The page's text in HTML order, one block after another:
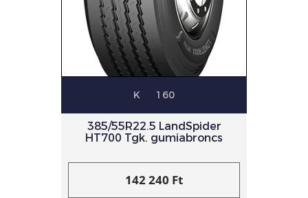
K 160
385/55R22.5 LandSpider
HT700 Tgk. gumiabroncs
142 240 Ft